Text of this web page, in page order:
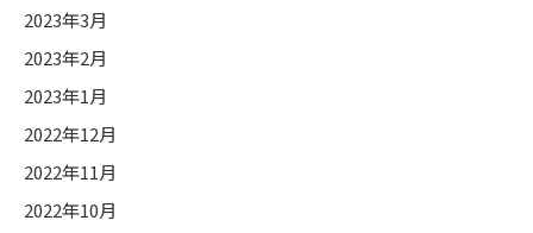
2023年3月
2023年2月
2023年1月
2022年12月
2022年11月
2022年10月